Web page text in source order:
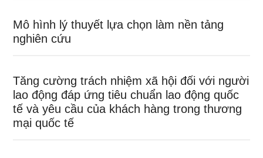
Mô hình lý thuyết lựa chọn làm nền tảng
nghiên cứu
Tăng cường trách nhiệm xã hội đối với người
lao động đáp ứng tiêu chuẩn lao động quốc
tế và yêu cầu của khách hàng trong thương
mại quốc tế